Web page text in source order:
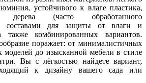
устойчивого к влаге пластика,
дерева (часто обработанного
составами для защиты от влаги и
также комбинированных вариантов.
поражает: от минималистичных
моделей до изысканной мебели в стиле
Вы с лёгкостью найдете вариант,
к дизайну вашего сада или